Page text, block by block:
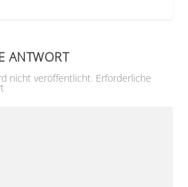
ANTWORT
nicht veröffentlicht. Erforderliche